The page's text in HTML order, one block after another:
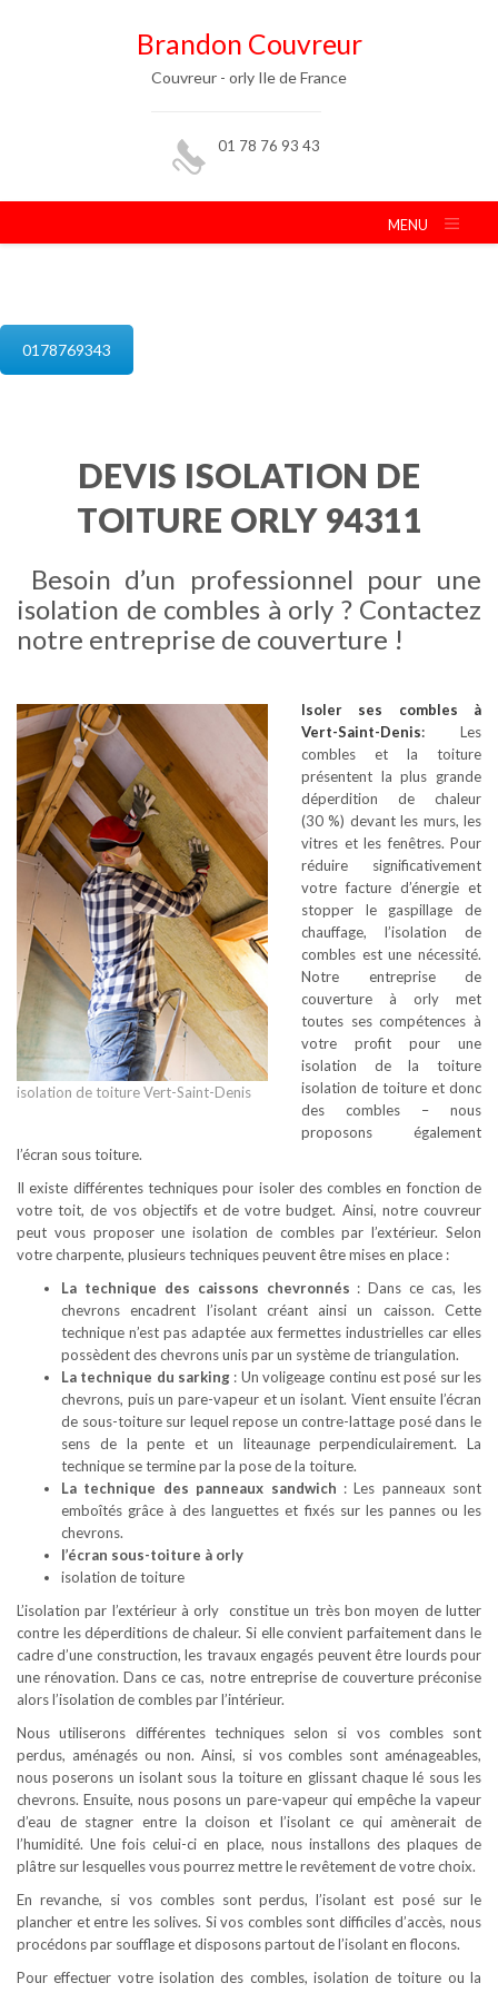
Brandon Couvreur
Couvreur - orly Ile de France
01 78 76 93 43
MENU
0178769343
DEVIS ISOLATION DE
TOITURE ORLY 94311
Besoin d’un professionnel pour une
isolation de combles à orly ? Contactez
notre entreprise de couverture !
isolation de toiture Vert-Saint-Denis
Isoler ses combles à
Vert-Saint-Denis: Les
combles et la toiture
présentent la plus grande
déperdition de chaleur
(30 %) devant les murs, les
vitres et les fenêtres. Pour
réduire significativement
votre facture d’énergie et
stopper le gaspillage de
chauffage, l’isolation de
combles est une nécessité.
Notre entreprise de
couverture à orly met
toutes ses compétences à
votre profit pour une
isolation de la toiture
isolation de toiture et donc
des combles – nous
proposons également
l’écran sous toiture.
Il existe différentes techniques pour isoler des combles en fonction de
votre toit, de vos objectifs et de votre budget. Ainsi, notre couvreur
peut vous proposer une isolation de combles par l’extérieur. Selon
votre charpente, plusieurs techniques peuvent être mises en place :
La technique des caissons chevronnés : Dans ce cas, les
chevrons encadrent l’isolant créant ainsi un caisson. Cette
technique n’est pas adaptée aux fermettes industrielles car elles
possèdent des chevrons unis par un système de triangulation.
La technique du sarking : Un voligeage continu est posé sur les
chevrons, puis un pare-vapeur et un isolant. Vient ensuite l’écran
de sous-toiture sur lequel repose un contre-lattage posé dans le
sens de la pente et un liteaunage perpendiculairement. La
technique se termine par la pose de la toiture.
La technique des panneaux sandwich : Les panneaux sont
emboîtés grâce à des languettes et fixés sur les pannes ou les
chevrons.
l’écran sous-toiture à orly
isolation de toiture
L’isolation par l’extérieur à orly constitue un très bon moyen de lutter
contre les déperditions de chaleur. Si elle convient parfaitement dans le
cadre d’une construction, les travaux engagés peuvent être lourds pour
une rénovation. Dans ce cas, notre entreprise de couverture préconise
alors l’isolation de combles par l’intérieur.
Nous utiliserons différentes techniques selon si vos combles sont
perdus, aménagés ou non. Ainsi, si vos combles sont aménageables,
nous poserons un isolant sous la toiture en glissant chaque lé sous les
chevrons. Ensuite, nous posons un pare-vapeur qui empêche la vapeur
d’eau de stagner entre la cloison et l’isolant ce qui amènerait de
l’humidité. Une fois celui-ci en place, nous installons des plaques de
plâtre sur lesquelles vous pourrez mettre le revêtement de votre choix.
En revanche, si vos combles sont perdus, l’isolant est posé sur le
plancher et entre les solives. Si vos combles sont difficiles d’accès, nous
procédons par soufflage et disposons partout de l’isolant en flocons.
Pour effectuer votre isolation des combles, isolation de toiture ou la